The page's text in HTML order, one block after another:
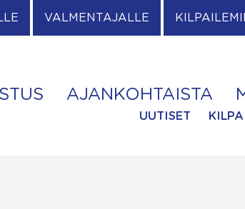
VALMENTAJALLE
AJANKOHTAISTA
UUTISET